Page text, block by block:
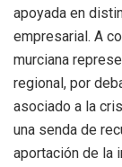
apoyada en
empresarial. A
murciana
regional, por
asociado a la
una senda de
aportación de la